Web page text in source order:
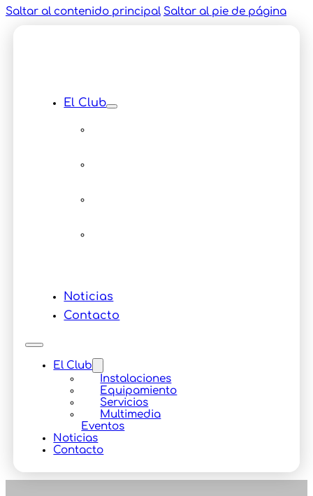
Saltar al contenido principal Saltar al pie de página
El Club
Noticias
Contacto
El Club
Instalaciones
Equipamiento
Servicios
Multimedia
Eventos
Noticias
Contacto